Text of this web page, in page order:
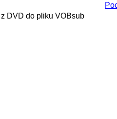
DVD do pliku VOBsub